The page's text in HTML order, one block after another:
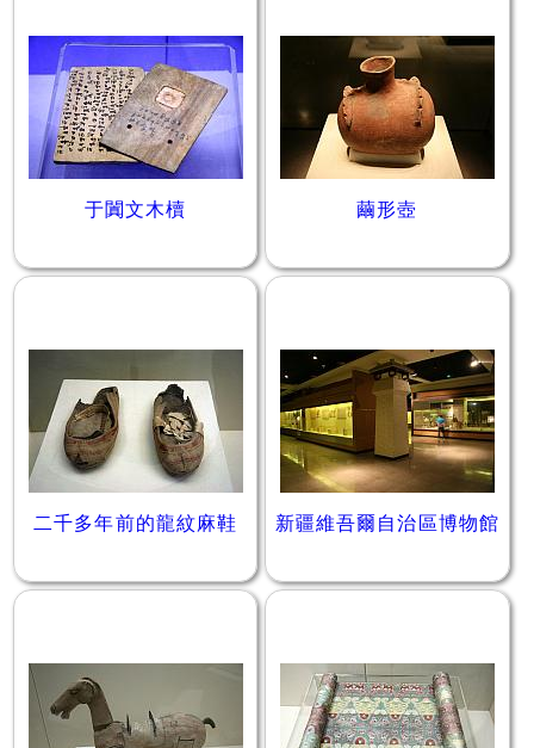
于闐文木櫝 繭形壺
二千多年前的龍紋麻鞋 新疆維吾爾自治區博物館